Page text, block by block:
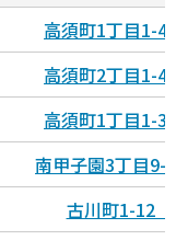
高須町1丁目1-
高須町2丁目1-
高須町1丁目1-
南甲子園3丁目9-
古川町1-12